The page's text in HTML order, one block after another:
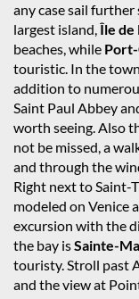
any case sail
largest island,Île de
beaches, while
touristic. In the
addition to
Saint Paul Abbey
worth seeing. Also
not be missed, a
and through the
Right next to Saint-
modeled on Venice
excursion with the
the bay isSainte-
touristy. Stroll past
and the view at